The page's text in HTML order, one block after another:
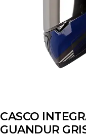
CASCO
GUANDUR